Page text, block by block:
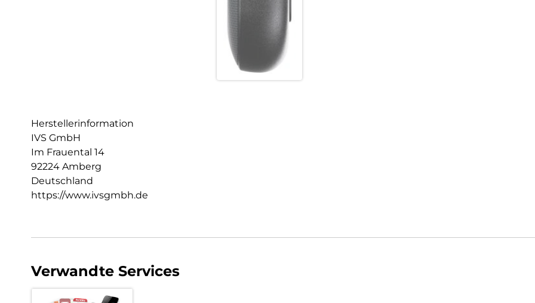
Herstellerinformation
IVS GmbH
Im Frauental 14
92224 Amberg
Deutschland
https://www.ivsgmbh.de
Verwandte Services